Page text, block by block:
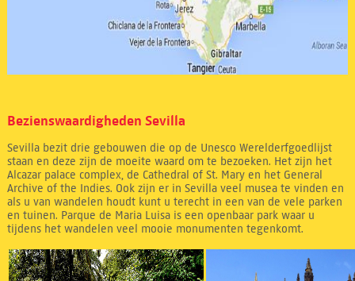
Bezienswaardigheden Sevilla
Sevilla bezit drie gebouwen die op de Unesco Werelderfgoedlijst
staan en deze zijn de moeite waard om te bezoeken. Het zijn het
Alcazar palace complex, de Cathedral of St. Mary en het General
Archive of the Indies. Ook zijn er in Sevilla veel musea te vinden en
als u van wandelen houdt kunt u terecht in een van de vele parken
en tuinen. Parque de Maria Luisa is een openbaar park waar u
tijdens het wandelen veel mooie monumenten tegenkomt.